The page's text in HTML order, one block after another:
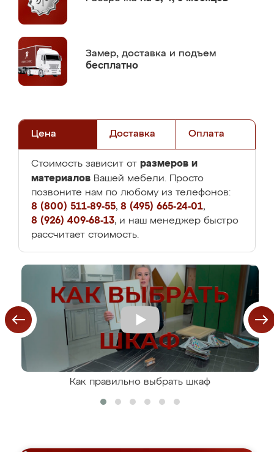
Замер, доставка и подъем
бесплатно
Цена Доставка Оплата
Стоимость зависит от размеров и
материалов Вашей мебели. Просто
позвоните нам по любому из телефонов:
8 (800) 511-89-55, 8 (495) 665-24-01,
8 (926) 409-68-13, и наш менеджер быстро
рассчитает стоимость.
Как правильно выбрать шкаф